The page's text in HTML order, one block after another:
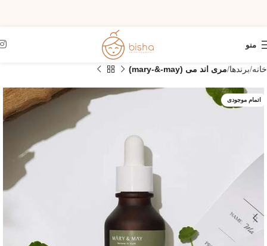
منو
خانه برندها مری اند می (mary-&-may)
اتمام موجودی